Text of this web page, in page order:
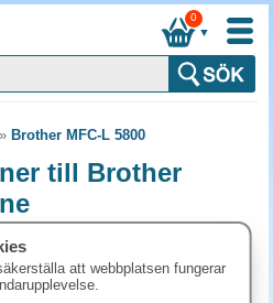
▼
0
Brother MFC-L 5800
till Brother
till Brother MFC-L 5800
MFC-L 5800
att webbplatsen fungerar